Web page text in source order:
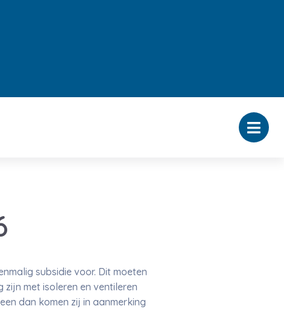
subsidie voor. Dit moeten
zijn met isoleren en ventileren
dan komen zij in aanmerking